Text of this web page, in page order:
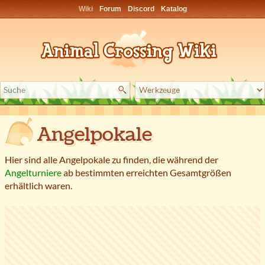
Wiki Forum Discord Katalog
Angelpokale
Hier sind alle Angelpokale zu finden, die während der
Angelturniereab bestimmten erreichten Gesamtgrößen
erhältlich waren.